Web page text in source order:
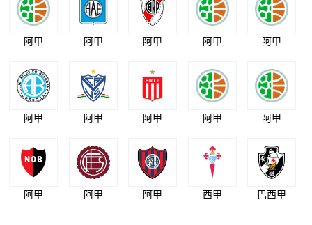
阿甲 阿甲 阿甲 阿甲 阿甲
阿甲 阿甲 阿甲 阿甲 阿甲
阿甲 阿甲 阿甲 西甲 巴西甲